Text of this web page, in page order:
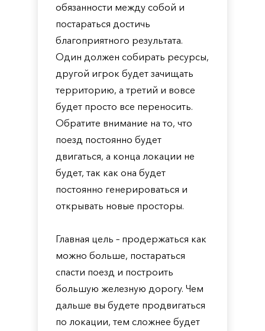
обязанности между собой и
постараться достичь
благоприятного результата.
Один должен собирать ресурсы,
другой игрок будет зачищать
территорию, а третий и вовсе
будет просто все переносить.
Обратите внимание на то, что
поезд постоянно будет
двигаться, а конца локации не
будет, так как она будет
постоянно генерироваться и
открывать новые просторы.
Главная цель – продержаться как
можно больше, постараться
спасти поезд и построить
большую железную дорогу. Чем
дальше вы будете продвигаться
по локации, тем сложнее будет